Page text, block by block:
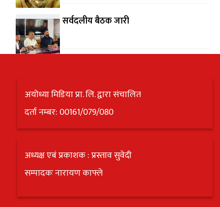
सर्वदलीय बैठक जारी
अयोध्या मिडिया प्रा. लि. द्वारा संचालित
दर्ता नम्बर: 00161/079/080
अध्यक्ष एबं प्रकाशक : प्रस्ताव सुवेदी
सम्पादकः नारायण काफ्ले